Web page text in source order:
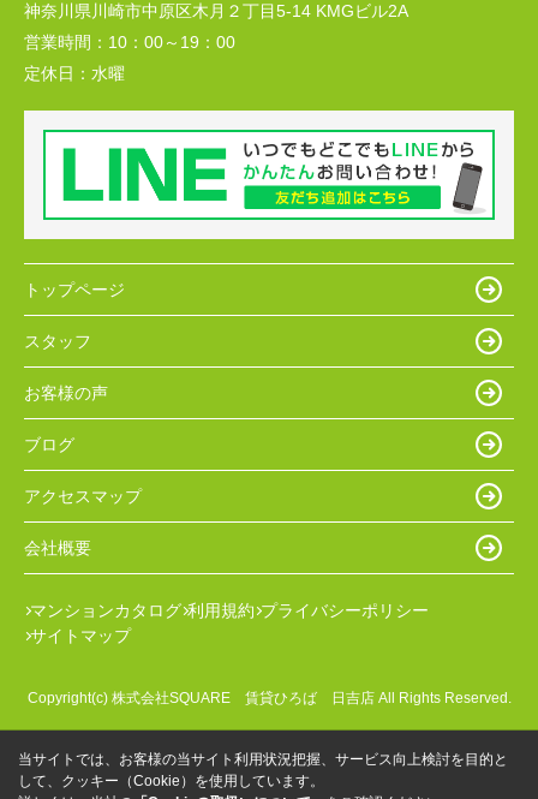
神奈川県川崎市中原区木月２丁目5-14 KMGビル2A
営業時間： 10：00～19：00
定休日： 水曜
トップページ
スタッフ
お客様の声
ブログ
アクセスマップ
会社概要
マンションカタログ 利用規約 プライバシーポリシー
サイトマップ
Copyright(c) 株式会社SQUARE 賃貸ひろば 日吉店 All Rights Reserved.
当サイトでは、お客様の当サイト利用状況把握、サービス向上検討を目的と
して、クッキー（Cookie）を使用しています。